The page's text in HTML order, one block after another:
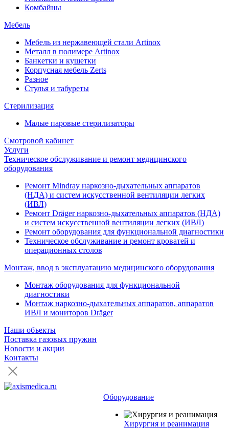
Комбайны
Мебель
Мебель из нержавеющей стали Artinox
Металл в полимере Artinox
Банкетки и кушетки
Корпусная мебель Zerts
Разное
Стулья и табуреты
Стерилизация
Малые паровые стерилизаторы
Смотровой кабинет
Услуги
Техническое обслуживание и ремонт медицинского
оборудования
Ремонт Mindray наркозно-дыхательных аппаратов
(НДА) и систем искусственной вентиляции легких
(ИВЛ)
Ремонт Dräger наркозно-дыхательных аппаратов (НДА)
и систем искусственной вентиляции легких (ИВЛ)
Ремонт оборудования для функциональной диагностики
Техническое обслуживание и ремонт кроватей и
операционных столов
Монтаж, ввод в эксплуатацию медицинского оборудования
Монтаж оборудования для функциональной
диагностики
Монтаж наркозно-дыхательных аппаратов, аппаратов
ИВЛ и мониторов Dräger
Наши объекты
Поставка газовых пружин
Новости и акции
Контакты
Оборудование
Хирургия и реанимация